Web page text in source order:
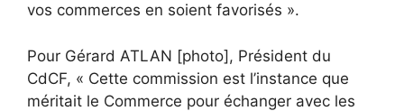
vos commerces en soient favorisés ».
Pour Gérard ATLAN [photo], Président du
CdCF, « Cette commission est l’instance que
méritait le Commerce pour échanger avec les